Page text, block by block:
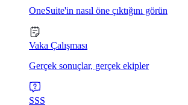
OneSuite'in nasıl öne çıktığını görün
Vaka Çalışması
Gerçek sonuçlar, gerçek ekipler
SSS